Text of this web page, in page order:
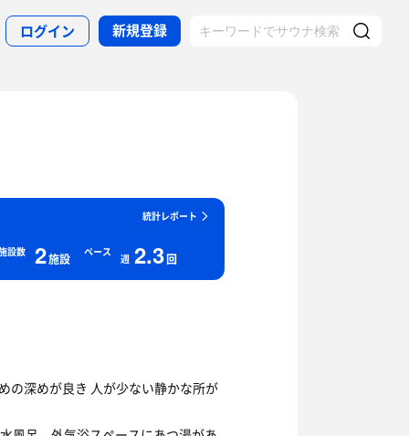
ログイン 新規登録
統計レポート
設数 2施設 ペース
週 2.3回
の深めが良き 人が少ない静かな所が